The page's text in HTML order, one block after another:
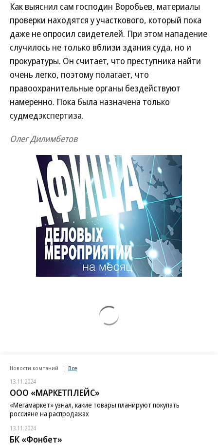
Как выяснил сам господин Воробьев, материалы
проверки находятся у участкового, который пока
даже не опросил свидетелей. При этом нападение
случилось не только вблизи здания суда, но и
прокуратуры. Он считает, что преступника найти
очень легко, поэтому полагает, что
правоохранительные органы бездействуют
намеренно. Пока была назначена только
судмедэкспертиза.
Олег Дилимбетов
Новости компаний Все
13.11.2024
ООО «МАРКЕТПЛЕЙС»
«Мегамаркет» узнал, какие товары планируют покупать
россияне на распродажах
13.11.2024
БК «Фонбет»